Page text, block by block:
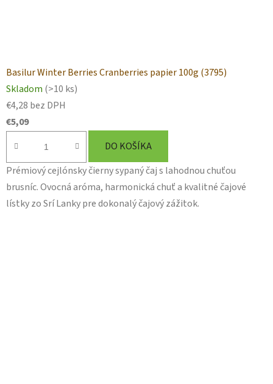
Basilur Winter Berries Cranberries papier 100g (3795)
Skladom (>10 ks)
€4,28 bez DPH
€5,09
DO KOŠÍKA
Prémiový cejlónsky čierny sypaný čaj s lahodnou chuťou
brusníc. Ovocná aróma, harmonická chuť a kvalitné čajové
lístky zo Srí Lanky pre dokonalý čajový zážitok.